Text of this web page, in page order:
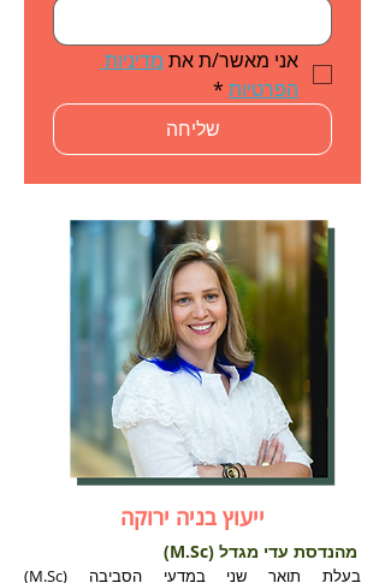
אני מאשר/ת את
הפרטיות *
שליחה
ייעוץ בניה ירוקה
מהנדסת עדי מגדל (M.Sc)
בעלת תואר שני במדעי הסביבה (M.Sc)